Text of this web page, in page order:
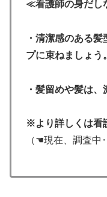
≪看護師の身だ
・清潔感のある
プに束ねましょう。
・髪留めや髪は、
※より詳しくは看
（☚現在、調査中